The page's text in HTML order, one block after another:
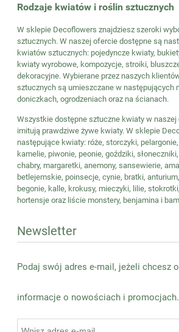
Rodzaje kwiatów i roślin sztucznych
W sklepie Decoflowers znajdziesz szeroki
sztucznych. W naszej ofercie dostępne są
kwiatów sztucznych: pojedyncze kwiaty,
kwiaty wyrobowe, kompozycje, stroiki,
dekoracyjne. Wybierane przez naszych
sztucznych są umieszczane w następujących
doniczkach, ogrodzeniach oraz na ścianach.
Wszystkie dostępne sztuczne kwiaty w
imitują prawdziwe żywe kwiaty. W sklepie
następujące kwiaty: róże, storczyki, pelargonie,
kamelie, piwonie, peonie, goździki,
chabry, margaretki, anemony, sansewierie,
betlejemskie, poinsecje, cynie, bratki,
begonie, kalle, krokusy, mieczyki, lilie,
hortensje oraz liście monstery, benjamina i
Newsletter
Podaj swój adres e-mail, jeżeli chcesz
informacje o nowościach i promocjach.